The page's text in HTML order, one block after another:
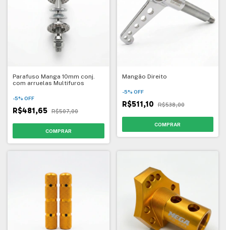
Parafuso Manga 10mm conj.
com arruelas Multifuros
-5% OFF
R$481,65 R$507,00
Mangão Direito
-5% OFF
R$511,10 R$538,00
COMPRAR